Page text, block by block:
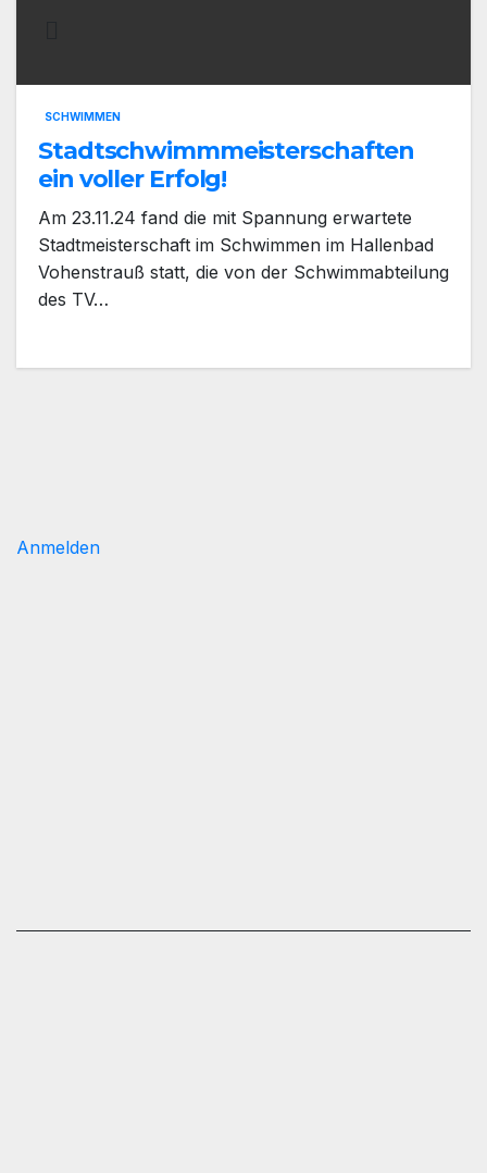
SCHWIMMEN
Stadtschwimmmeisterschaften
ein voller Erfolg!
Am 23.11.24 fand die mit Spannung erwartete
Stadtmeisterschaft im Schwimmen im Hallenbad
Vohenstrauß statt, die von der Schwimmabteilung
des TV…
Anmelden